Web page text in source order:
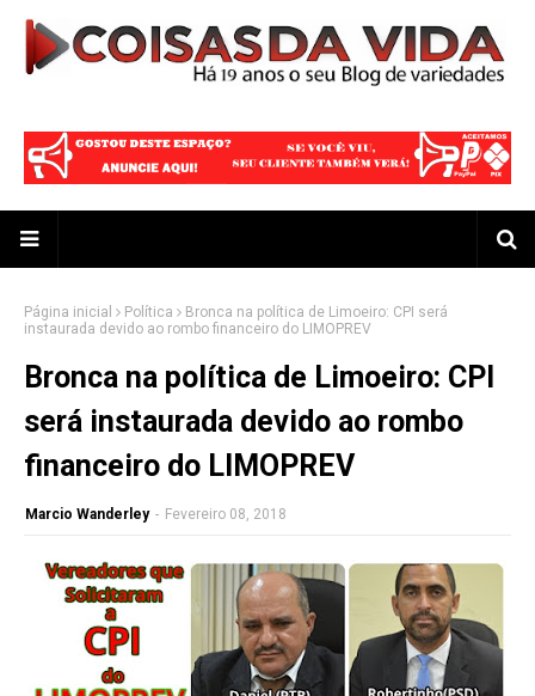
Página inicial Política
Bronca na política de Limoeiro: CPI será
instaurada devido ao rombo financeiro do LIMOPREV
Bronca na política de Limoeiro: CPI
será instaurada devido ao rombo
financeiro do LIMOPREV
Marcio Wanderley - Fevereiro 08, 2018